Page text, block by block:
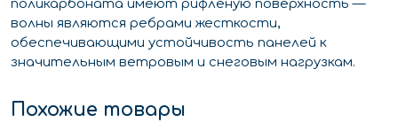
поликарбоната имеют рифленую поверхность —
волны являются ребрами жесткости,
обеспечивающими устойчивость панелей к
значительным ветровым и снеговым нагрузкам.
Похожие товары